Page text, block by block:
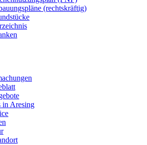
(rechtskräftig)
in Aresing